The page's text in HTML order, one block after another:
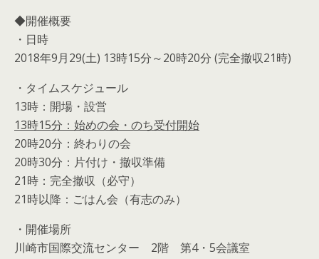
◆開催概要
・日時
2018年9月29(土) 13時15分～20時20分 (完全撤収21時)
・タイムスケジュール
13時：開場・設営
13時15分：始めの会・のち受付開始
20時20分：終わりの会
20時30分：片付け・撤収準備
21時：完全撤収（必守）
21時以降：ごはん会（有志のみ）
・開催場所
川崎市国際交流センター 2階 第4・5会議室